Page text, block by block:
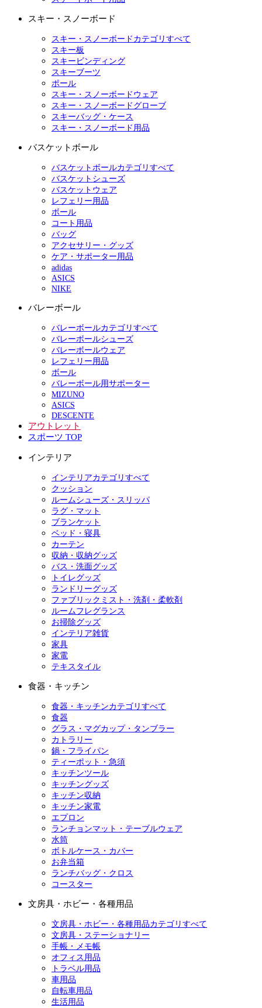
スキー・スノーボード
スキー・スノーボードカテゴリすべて
スキー板
スキービンディング
スキーブーツ
ポール
スキー・スノーボードウェア
スキー・スノーボードグローブ
スキーバッグ・ケース
スキー・スノーボード用品
バスケットボール
バスケットボールカテゴリすべて
バスケットシューズ
バスケットウェア
レフェリー用品
ボール
コート用品
バッグ
アクセサリー・グッズ
ケア・サポーター用品
adidas
ASICS
NIKE
バレーボール
バレーボールカテゴリすべて
バレーボールシューズ
バレーボールウェア
レフェリー用品
ボール
バレーボール用サポーター
MIZUNO
ASICS
DESCENTE
アウトレット
スポーツ TOP
インテリア
インテリアカテゴリすべて
クッション
ルームシューズ・スリッパ
ラグ・マット
ブランケット
ベッド・寝具
カーテン
収納・収納グッズ
バス・洗面グッズ
トイレグッズ
ランドリーグッズ
ファブリックミスト・洗剤・柔軟剤
ルームフレグランス
お掃除グッズ
インテリア雑貨
家具
家電
テキスタイル
食器・キッチン
食器・キッチンカテゴリすべて
食器
グラス・マグカップ・タンブラー
カトラリー
鍋・フライパン
ティーポット・急須
キッチンツール
キッチングッズ
キッチン収納
キッチン家電
エプロン
ランチョンマット・テーブルウェア
水筒
ボトルケース・カバー
お弁当箱
ランチバッグ・クロス
コースター
文房具・ホビー・各種用品
文房具・ホビー・各種用品カテゴリすべて
文房具・ステーショナリー
手帳・メモ帳
オフィス用品
トラベル用品
車用品
自転車用品
生活用品